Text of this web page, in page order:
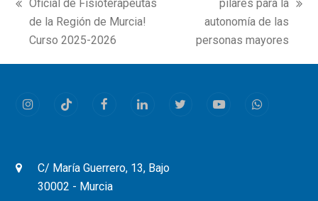
previous
post:
Oficial de Fisioterapeutas
de la Región de Murcia!
Curso 2025-2026
post:
pilares para la
autonomía de las
personas mayores
InstagramTiktok FacebookLinkedInTwitterYoutubeWhatsapp
C/ María Guerrero, 13, Bajo
30002 - Murcia